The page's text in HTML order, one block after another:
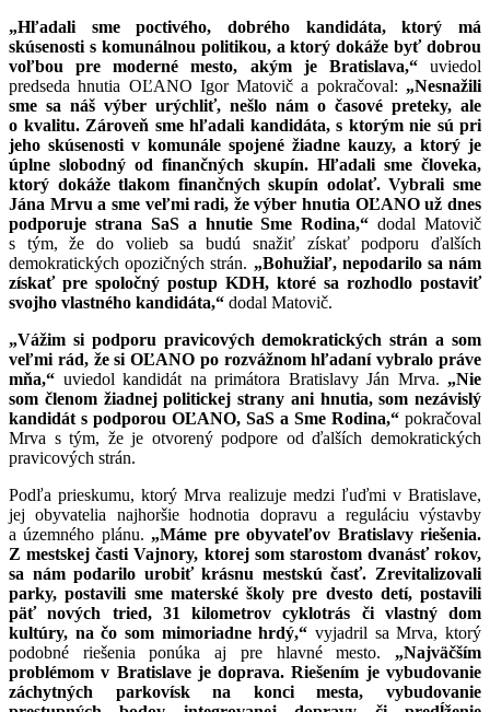
„Hľadali sme poctivého, dobrého kandidáta, ktorý má
skúsenosti s komunálnou politikou, a ktorý dokáže byť dobrou
voľbou pre moderné mesto, akým je Bratislava,“uviedol
predseda hnutia OĽANO Igor Matovič a pokračoval: „Nesnažili
sme sa náš výber urýchliť, nešlo nám o časové preteky, ale
o kvalitu. Zároveň sme hľadali kandidáta, s ktorým nie sú pri
jeho skúsenosti v komunále spojené žiadne kauzy, a ktorý je
úplne slobodný od finančných skupín. Hľadali sme človeka,
ktorý dokáže tlakom finančných skupín odolať. Vybrali sme
Jána Mrvu a sme veľmi radi, že výber hnutia OĽANO už dnes
podporuje strana SaS a hnutie Sme Rodina,“ dodal Matovič
s tým, že do volieb sa budú snažiť získať podporu ďalších
demokratických opozičných strán. „Bohužiaľ, nepodarilo sa nám
získať pre spoločný postup KDH, ktoré sa rozhodlo postaviť
svojho vlastného kandidáta,“ dodal Matovič.
„Vážim si podporu pravicových demokratických strán a som
veľmi rád, že si OĽANO po rozvážnom hľadaní vybralo práve
mňa,“ uviedol kandidát na primátora Bratislavy Ján Mrva. „Nie
som členom žiadnej politickej strany ani hnutia, som nezávislý
kandidát s podporou OĽANO, SaS a Sme Rodina,“ pokračoval
Mrva s tým, že je otvorený podpore od ďalších demokratických
pravicových strán.
Podľa prieskumu, ktorý Mrva realizuje medzi ľuďmi v Bratislave,
jej obyvatelia najhoršie hodnotia dopravu a reguláciu výstavby
a územného plánu. „Máme pre obyvateľov Bratislavy riešenia.
Z mestskej časti Vajnory, ktorej som starostom dvanásť rokov,
sa nám podarilo urobiť krásnu mestskú časť. Zrevitalizovali
parky, postavili sme materské školy pre dvesto detí, postavili
päť nových tried, 31 kilometrov cyklotrás či vlastný dom
kultúry, na čo som mimoriadne hrdý,“ vyjadril sa Mrva, ktorý
podobné riešenia ponúka aj pre hlavné mesto. „Najväčším
problémom v Bratislave je doprava. Riešením je vybudovanie
záchytných parkovísk na konci mesta, vybudovanie